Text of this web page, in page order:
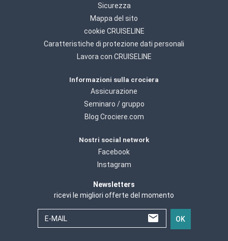
Sicurezza
Mappa del sito
cookie CRUISELINE
Caratteristiche di protezione dati personali
Lavora con CRUISELINE
Informazioni sulla crociera
Assicurazione
Seminaro / gruppo
Blog Crociere.com
Nostri social network
Facebook
Instagram
Newsletters
ricevi le migliori offerte del momento
E-MAIL OK